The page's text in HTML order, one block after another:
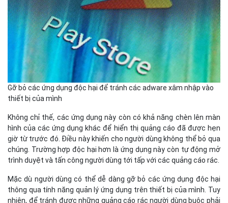
Gỡ bỏ các ứng dụng độc hại để tránh các adware xâm nhập vào
thiết bị của mình
Không chỉ thế, các ứng dụng này còn có khả năng chèn lên màn
hình của các ứng dụng khác để hiển thị quảng cáo đã được hẹn
giờ từ trước đó. Điều này khiến cho người dùng không thể bỏ qua
chúng. Trường hợp độc hại hơn là ứng dụng này còn tự động mở
trình duyệt và tấn công người dùng tới tấp với các quảng cáo rác.
Mặc dù người dùng có thể dễ dàng gỡ bỏ các ứng dụng độc hại
thông qua tính năng quản lý ứng dụng trên thiết bị của mình. Tuy
nhiên, để tránh được những quảng cáo rác người dùng buộc phải